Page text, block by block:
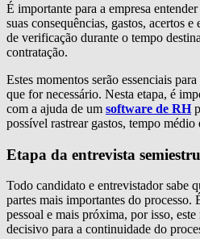
É importante para a empresa
suas consequências, gastos, acertos
de verificação durante o tempo
contratação.
Estes momentos serão essenciais
que for necessário. Nesta etapa, é
com a ajuda de um software de RH
possível rastrear gastos, tempo médio
Etapa da entrevista
Todo candidato e entrevistador sabe
partes mais importantes do processo.
pessoal e mais próxima, por isso,
decisivo para a continuidade do